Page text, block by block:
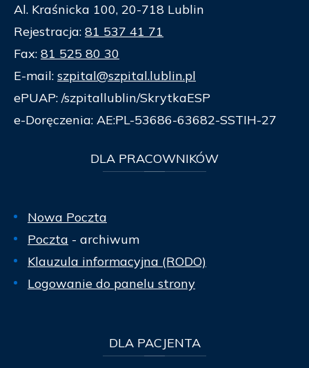
Al. Kraśnicka 100, 20-718 Lublin
Rejestracja: 81 537 41 71
Fax: 81 525 80 30
E-mail: szpital@szpital.lublin.pl
ePUAP: /szpitallublin/SkrytkaESP
e-Doręczenia: AE:PL-53686-63682-SSTIH-27
DLA PRACOWNIKÓW
Nowa Poczta
Poczta - archiwum
Klauzula informacyjna (RODO)
Logowanie do panelu strony
DLAPACJENTA